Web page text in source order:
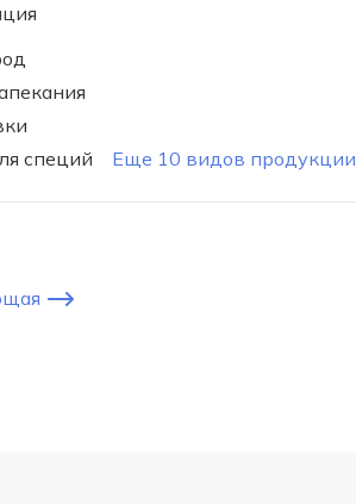
специй
Еще 10 видов продукции